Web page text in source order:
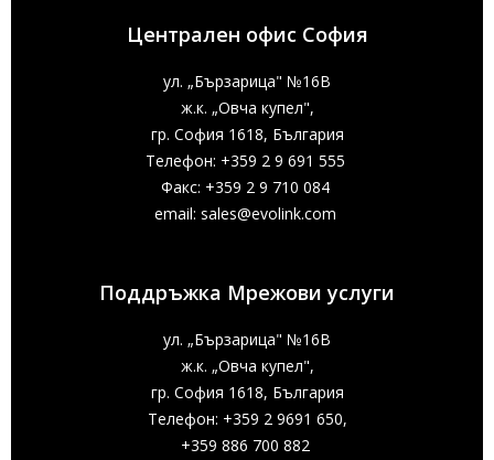
Централен офис София
ул. „Бързарица" №16В
ж.к. „Овча купел",
гр. София 1618, България
Телефон: +359 2 9 691 555
Факс: +359 2 9 710 084
email: sales@evolink.com
Поддръжка Мрежови услуги
ул. „Бързарица" №16В
ж.к. „Овча купел",
гр. София 1618, България
Телефон: +359 2 9691 650,
+359 886 700 882